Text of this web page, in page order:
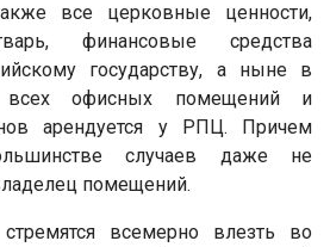
все церковные ценности,
финансовые средства
государству, а ныне в
всех офисных помещений и
арендуется у РПЦ. Причем
случаев даже не
помещений.
всемерно влезть во